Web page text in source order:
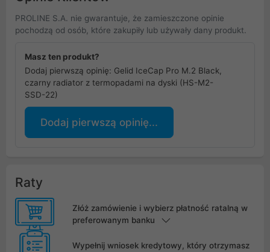
PROLINE S.A. nie gwarantuje, że zamieszczone opinie
pochodzą od osób, które zakupiły lub używały dany produkt.
Masz ten produkt?
Dodaj pierwszą opinię: Gelid IceCap Pro M.2 Black,
czarny radiator z termopadami na dyski (HS-M2-
SSD-22)
Dodaj pierwszą opinię...
Raty
Złóż zamówienie i wybierz płatność ratalną w
preferowanym banku
Wypełnij wniosek kredytowy, który otrzymasz